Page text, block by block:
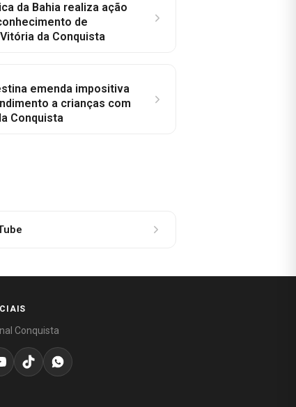
da Bahia realiza ação
de
da Conquista
emenda impositiva
a crianças com
Conquista
Conquista